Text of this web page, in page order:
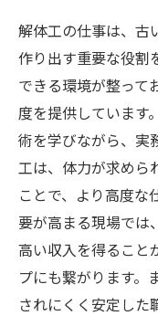
解体工の仕事は、古
作り出す重要な役割
できる環境が整って
度を提供しています
術を学びながら、実
工は、体力が求めら
ことで、より高度な
要が高まる現場では
高い収入を得ること
プにも繋がります。
されにくく安定した